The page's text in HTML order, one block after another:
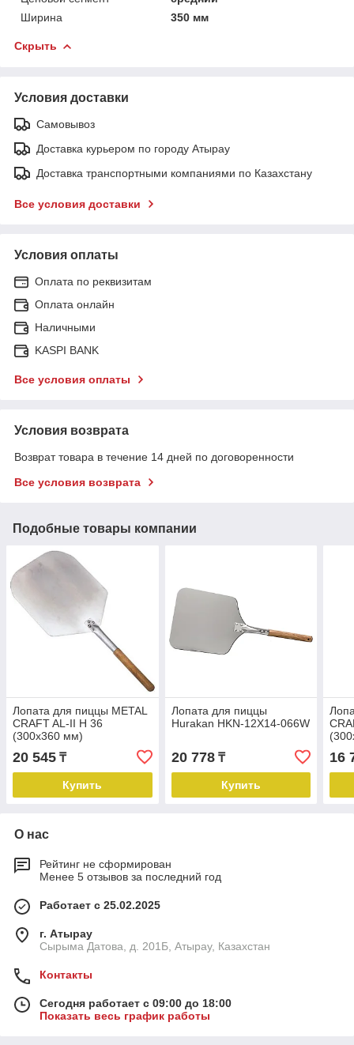
Ширина
350 мм
Скрыть
Условия доставки
Самовывоз
Доставка курьером по городу Атырау
Доставка транспортными компаниями по Казахстану
Все условия доставки
Условия оплаты
Оплата по реквизитам
Оплата онлайн
Наличными
KASPI BANK
Все условия оплаты
Условия возврата
Возврат товара в течение 14 дней по договоренности
Все условия возврата
Подобные товары компании
Лопата для пиццы METAL
CRAFT AL-II H 36
(300x360 мм)
20 545 ₸
Купить
Лопата для пиццы
Hurakan HKN-12X14-066W
20 778₸
Купить
16
О нас
Рейтинг не сформирован
Менее 5 отзывов за последний год
Работает с 25.02.2025
г. Атырау
Сырыма Датова, д. 201Б, Атырау, Казахстан
Контакты
Сегодня работает с 09:00 до 18:00
Показать весь график работы